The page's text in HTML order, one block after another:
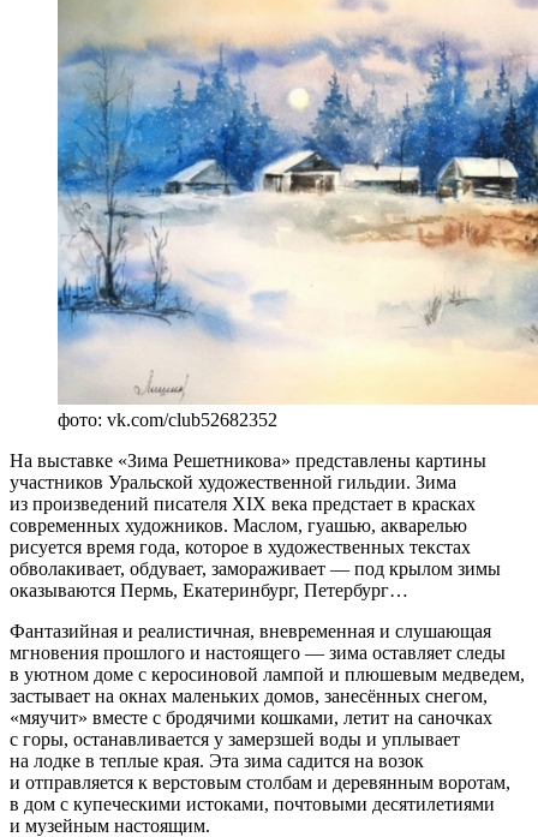
фото: vk.com/club52682352
На выставке «Зима Решетникова» представлены картины
участников Уральской художественной гильдии. Зима
из произведений писателя XIX века предстает в красках
современных художников. Маслом, гуашью, акварелью
рисуется время года, которое в художественных текстах
обволакивает, обдувает, замораживает — под крылом зимы
оказываются Пермь, Екатеринбург, Петербург…
Фантазийная и реалистичная, вневременная и слушающая
мгновения прошлого и настоящего — зима оставляет следы
в уютном доме с керосиновой лампой и плюшевым медведем,
застывает на окнах маленьких домов, занесённых снегом,
«мяучит» вместе с бродячими кошками, летит на саночках
с горы, останавливается у замерзшей воды и уплывает
на лодке в теплые края. Эта зима садится на возок
и отправляется к верстовым столбам и деревянным воротам,
в дом с купеческими истоками, почтовыми десятилетиями
и музейным настоящим.